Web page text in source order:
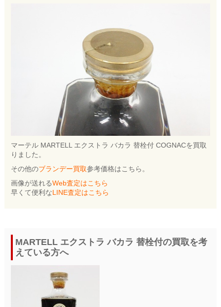
マーテル MARTELL エクストラ バカラ 替栓付 COGNACを買取
りました。
その他のブランデー買取参考価格はこちら。
画像が送れるWeb査定はこちら
早くて便利なLINE査定はこちら
MARTELL エクストラ バカラ 替栓付の買取を考
えている方へ